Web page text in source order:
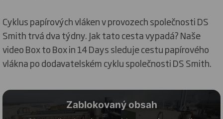
Cyklus papírových vláken v provozech společnosti DS
Smith trvá dva týdny. Jak tato cesta vypadá? Naše
video Box to Box in 14 Days sleduje cestu papírového
vlákna po dodavatelském cyklu společnosti DS Smith.
Zablokovaný obsah